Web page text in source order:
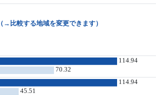
（→比較する地域を変更できます）
114.94
70.32
114.94
45.51